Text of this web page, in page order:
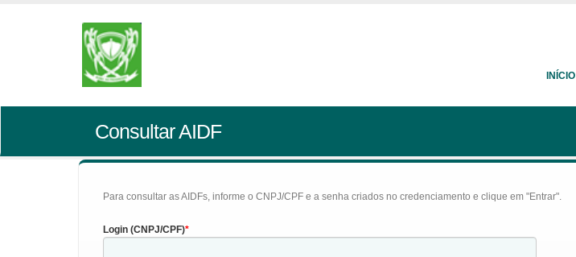
INÍCIO
Consultar AIDF
Para consultar as AIDFs, informe o CNPJ/CPF e a senha criados no credenciamento e clique em "Entrar".
Login (CNPJ/CPF)